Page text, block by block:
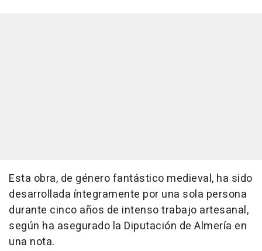
Esta obra, de género fantástico medieval, ha sido
desarrollada íntegramente por una sola persona
durante cinco años de intenso trabajo artesanal,
según ha asegurado la Diputación de Almería en
una nota.